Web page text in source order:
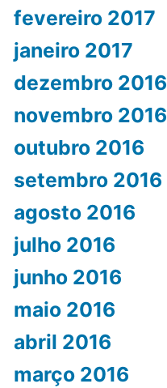
fevereiro 2017
janeiro 2017
dezembro 2016
novembro 2016
outubro 2016
setembro 2016
agosto 2016
julho 2016
junho 2016
maio 2016
abril 2016
março 2016